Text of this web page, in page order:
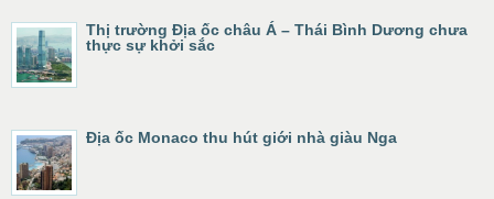
Thị trường Địa ốc châu Á – Thái Bình Dương chưa
thực sự khởi sắc
Địa ốc Monaco thu hút giới nhà giàu Nga